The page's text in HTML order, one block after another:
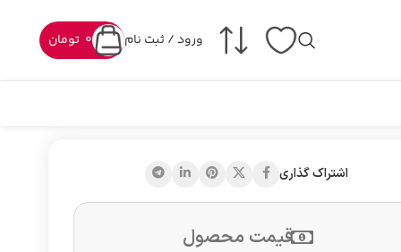
ورود / ثبت نام تومان 0
اشتراک گذاری
قیمت محصول